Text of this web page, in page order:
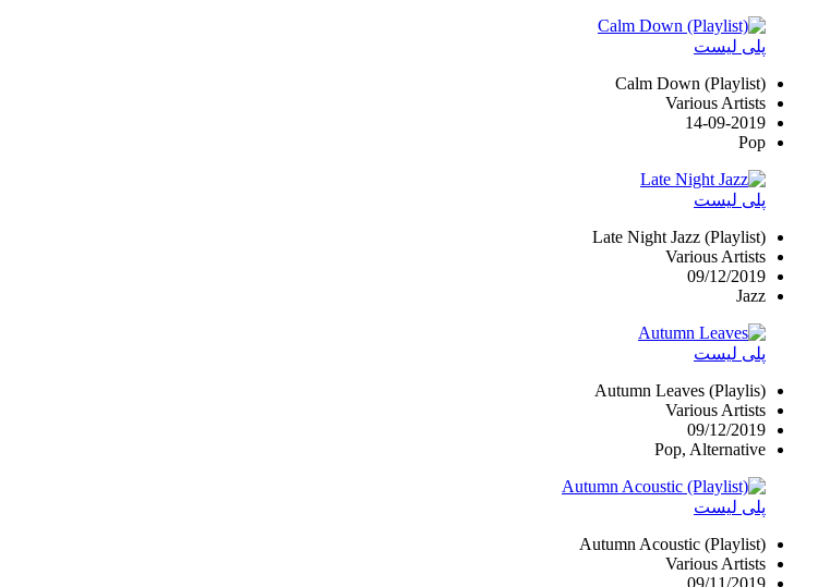
پلی لیست
Calm Down (Playlist)
Various Artists
14-09-2019
Pop
پلی لیست
Late Night Jazz (Playlist)
Various Artists
09/12/2019
Jazz
پلی لیست
Autumn Leaves (Playlis)
Various Artists
09/12/2019
Pop, Alternative
پلی لیست
Autumn Acoustic (Playlist)
Various Artists